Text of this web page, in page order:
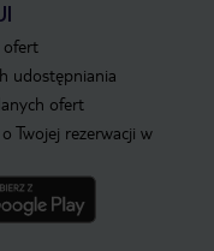
ofert
udostępniania
ofert
Twojej rezerwacji w